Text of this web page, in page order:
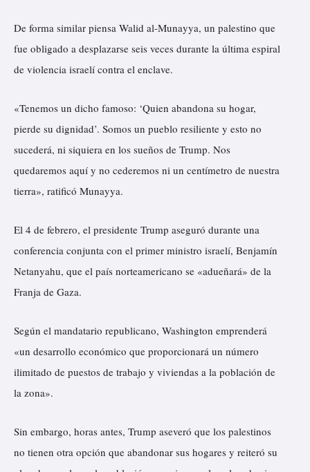
De forma similar piensa Walid al-Munayya, un palestino que
fue obligado a desplazarse seis veces durante la última espiral
de violencia israelí contra el enclave.
«Tenemos un dicho famoso: ‘Quien abandona su hogar,
pierde su dignidad’. Somos un pueblo resiliente y esto no
sucederá, ni siquiera en los sueños de Trump. Nos
quedaremos aquí y no cederemos ni un centímetro de nuestra
tierra», ratificó Munayya.
El 4 de febrero, el presidente Trump aseguró durante una
conferencia conjunta con el primer ministro israelí, Benjamín
Netanyahu, que el país norteamericano se «adueñará» de la
Franja de Gaza.
Según el mandatario republicano, Washington emprenderá
«un desarrollo económico que proporcionará un número
ilimitado de puestos de trabajo y viviendas a la población de
la zona».
Sin embargo, horas antes, Trump aseveró que los palestinos
no tienen otra opción que abandonar sus hogares y reiteró su